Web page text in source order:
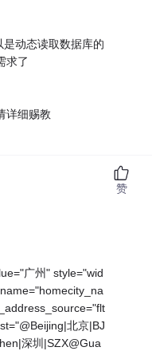
动态读取数据库的
求了
详细赐教
广州" style="wid
北京|BJ
深圳|SZX@Gua
赞